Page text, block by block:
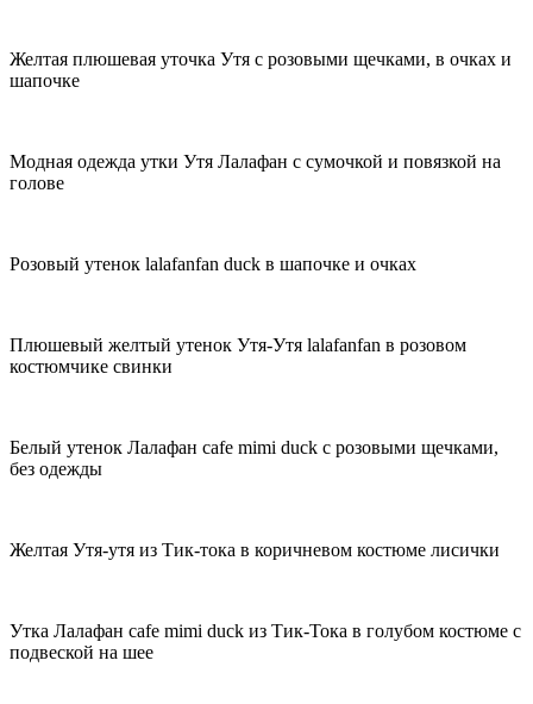
Желтая плюшевая уточка Утя с розовыми щечками, в очках и
шапочке
Модная одежда утки Утя Лалафан с сумочкой и повязкой на
голове
Розовый утенок lalafanfan duck в шапочке и очках
Плюшевый желтый утенок Утя-Утя lalafanfan в розовом
костюмчике свинки
Белый утенок Лалафан cafe mimi duck с розовыми щечками,
без одежды
Желтая Утя-утя из Тик-тока в коричневом костюме лисички
Утка Лалафан cafe mimi duck из Тик-Тока в голубом костюме с
подвеской на шее